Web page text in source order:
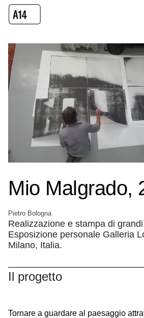
Mio Malgrado,
Pietro Bologna
Realizzazione e stampa di
Esposizione personale Galleria
Milano, Italia.
Il progetto
Tornare a guardare al paesaggio